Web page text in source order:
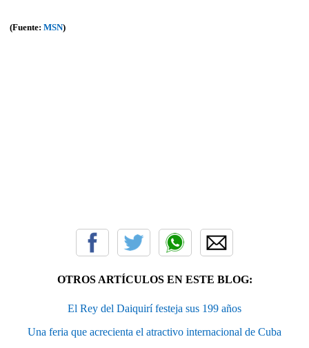
(Fuente: MSN)
OTROS ARTÍCULOS EN ESTE BLOG:
El Rey del Daiquirí festeja sus 199 años
Una feria que acrecienta el atractivo internacional de Cuba